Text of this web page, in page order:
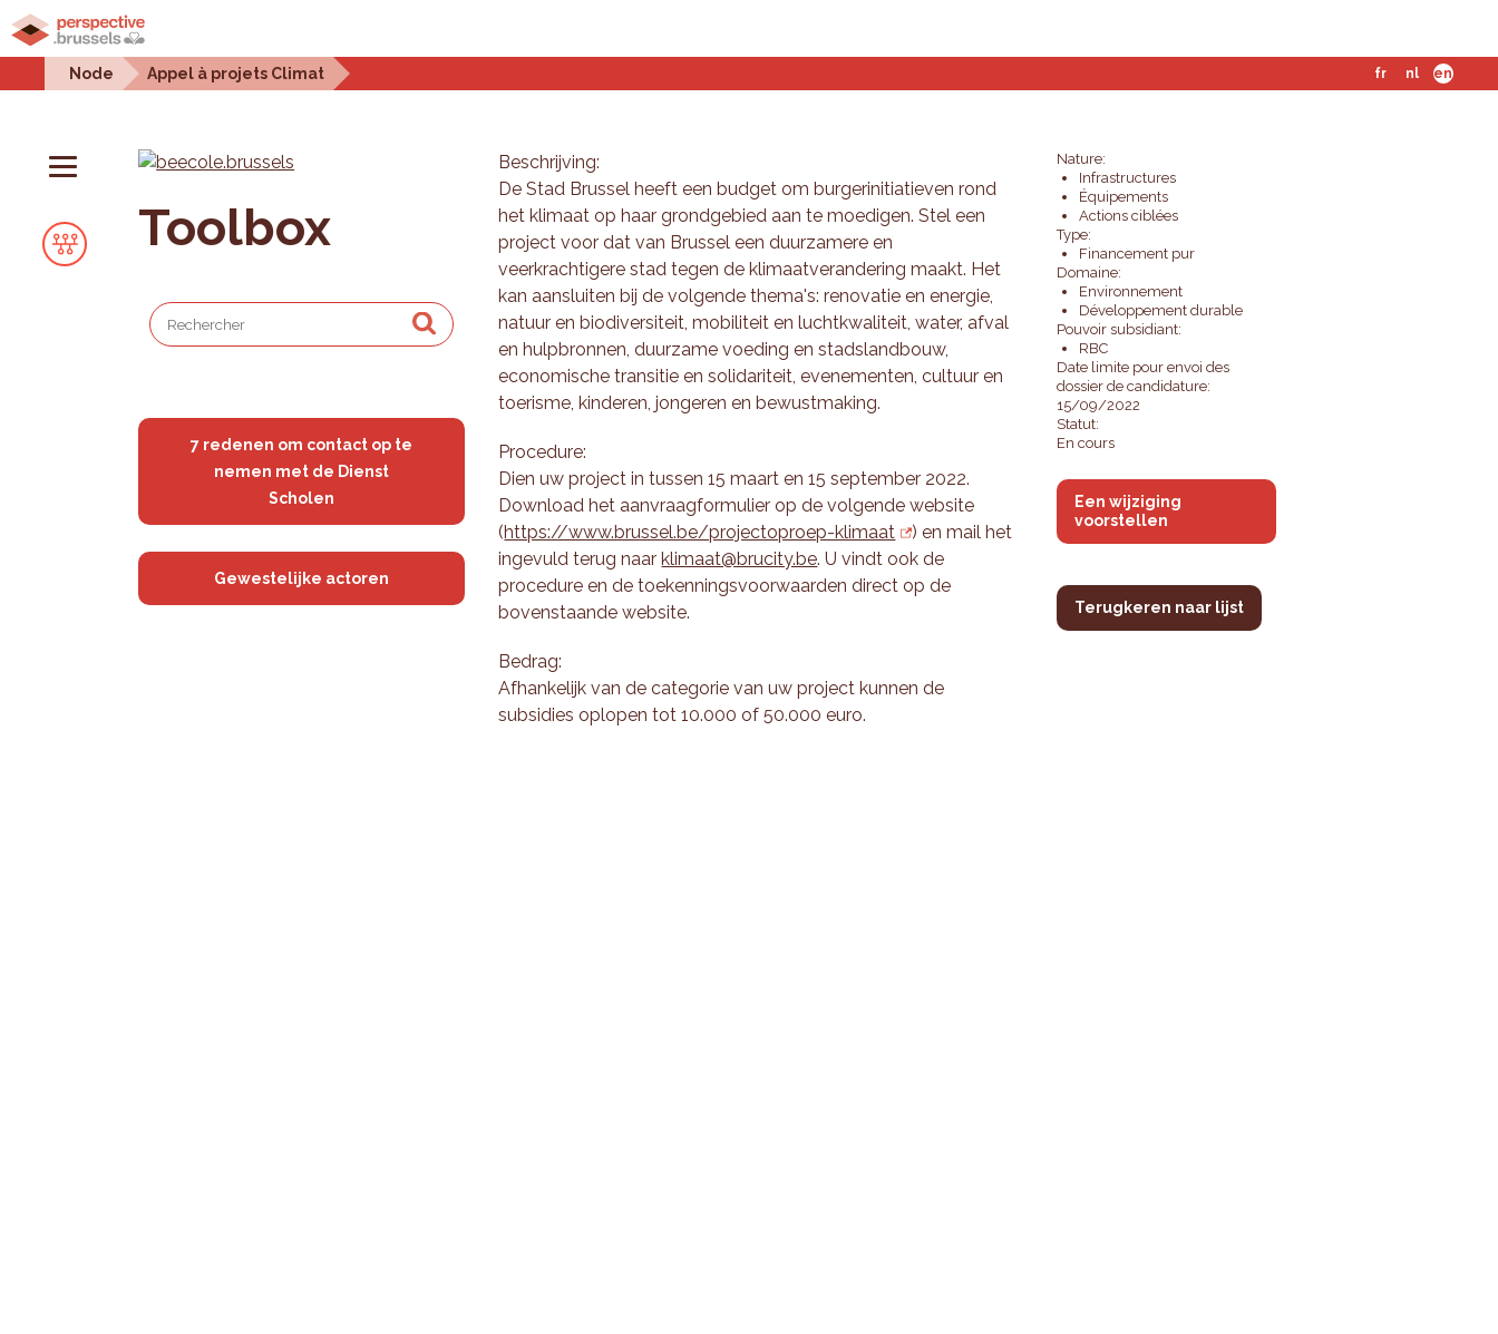
Home Urban projects
Node Appel à projets Climat fr nl en
Toolbox
7 redenen om contact op te
nemen met de Dienst
Scholen
Gewestelijke actoren
Beschrijving:
De Stad Brussel heeft een budget om burgerinitiatieven rond
het klimaat op haar grondgebied aan te moedigen. Stel een
project voor dat van Brussel een duurzamere en
veerkrachtigere stad tegen de klimaatverandering maakt. Het
kan aansluiten bij de volgende thema's: renovatie en energie,
natuur en biodiversiteit, mobiliteit en luchtkwaliteit, water, afval
en hulpbronnen, duurzame voeding en stadslandbouw,
economische transitie en solidariteit, evenementen, cultuur en
toerisme, kinderen, jongeren en bewustmaking.
Procedure:
Dien uw project in tussen 15 maart en 15 september 2022.
Download het aanvraagformulier op de volgende website
(https://www.brussel.be/projectoproep-klimaat
) en mail het
ingevuld terug naarklimaat@brucity.be. U vindt ook de
procedure en de toekenningsvoorwaarden direct op de
bovenstaande website.
Bedrag:
Afhankelijk van de categorie van uw project kunnen de
subsidies oplopen tot 10.000 of 50.000 euro.
Nature:
Infrastructures
Équipements
Actions ciblées
Type:
Financement pur
Domaine:
Environnement
Développement durable
Pouvoir subsidiant:
RBC
Date limite pour envoi des
dossier de candidature:
15/09/2022
Statut:
En cours
Een wijziging
voorstellen
Terugkeren naar lijst